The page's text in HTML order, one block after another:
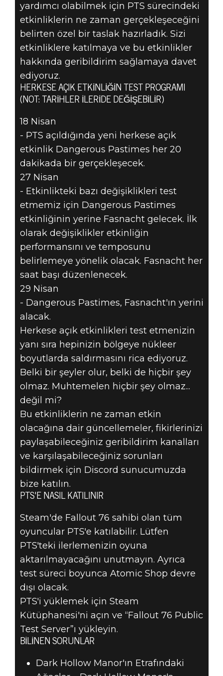
yardımcı olabilmek için PTS sürecindeki
etkinliklerin ne zaman gerçekleşeceğini
belirten özel bir taslak hazırladık. Sizi
etkinliklere katılmaya ve bu etkinlikler
hakkında geribildirim sağlamaya davet
ediyoruz.
HERKESE AÇIK ETKINLIĞIN TEST PROGRAMI
(NOT: TARIHLER İLERIDE DEĞIŞEBILIR)
18 Nisan
- PTS açıldığında yeni herkese açık
etkinlik Dangerous Pastimes her 20
dakikada bir gerçekleşecek.
27 Nisan
- Etkinlikteki bazı değişiklikleri test
etmemiz için Dangerous Pastimes
etkinliğinin yerine Fasnacht gelecek. İlk
olarak değişiklikler etkinliğin
performansını ve temposunu
belirlemeye yönelik olacak. Fasnacht her
saat başı düzenlenecek.
29 Nisan
- Dangerous Pastimes, Fasnacht'ın yerini
alacak.
Herkese açık etkinlikleri test etmenizin
yanı sıra hepinizin bölgeye nükleer
boyutlarda saldırmasını rica ediyoruz.
Belki bir şeyler olur, belki de hiçbir şey
olmaz. Muhtemelen hiçbir şey olmaz...
değil mi?
Bu etkinliklerin ne zaman etkin
olacağına dair güncellemeler, fikirlerinizi
paylaşabileceğiniz geribildirim kanalları
ve karşılaşabileceğiniz sorunları
bildirmek için Discord sunucumuzda
bize katılın.
PTS'E NASIL KATILINIR
Steam'de Fallout 76 sahibi olan tüm
oyuncular PTS'e katılabilir. Lütfen
PTS'teki ilerlemenizin oyuna
aktarılmayacağını unutmayın. Ayrıca
test süreci boyunca Atomic Shop devre
dışı olacak.
PTS'i yüklemek için Steam
Kütüphanesi'ni açın ve “Fallout 76 Public
Test Server”ı yükleyin.
BILINEN SORUNLAR
Dark Hollow Manor'ın Etrafındaki